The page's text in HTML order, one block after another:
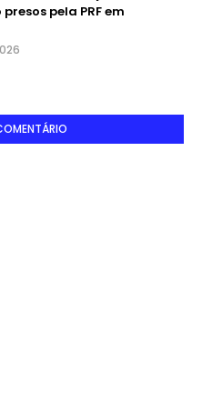
pela PRF em